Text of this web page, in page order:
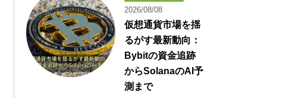
2026/08/08
仮想通貨市場を揺
るがす最新動向：
Bybitの資金追跡
からSolanaのAI予
測まで